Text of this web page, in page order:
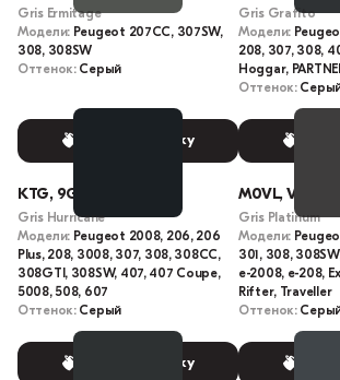
Gris Ermitage
Модели: Peugeot 207CC, 307SW,
308, 308SW
Оттенок: Серый
Выбрать краску
Gris Grafito
Модели:
208, 307, 308,
Hoggar,
Оттенок:
KTG, 9G, P09G, 9GP0
Gris Hurricane
Модели: Peugeot 2008, 206, 206
Plus, 208, 3008, 307, 308, 308CC,
308GTI, 308SW, 407, 407 Coupe,
5008, 508, 607
Оттенок: Серый
Выбрать краску
M0VL, VL, EVL
Gris Platinum
Модели:
301, 308,
e-2008, e-208,
Rifter, Traveller
Оттенок: